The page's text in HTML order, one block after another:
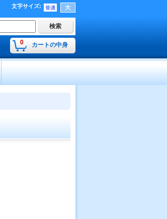
文字サイズ:
0 カートの中身